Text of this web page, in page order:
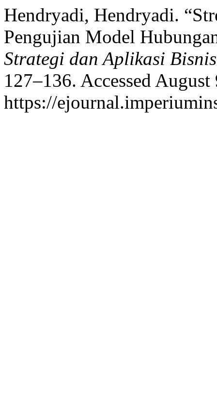
Hendryadi, Hendryadi.
Pengujian Model
Strategi dan Aplikasi Bisnis
127–136. Accessed
https://